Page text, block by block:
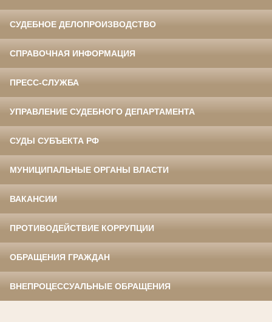
СУДЕБНОЕ ДЕЛОПРОИЗВОДСТВО
СПРАВОЧНАЯ ИНФОРМАЦИЯ
ПРЕСС-СЛУЖБА
УПРАВЛЕНИЕ СУДЕБНОГО ДЕПАРТАМЕНТА
СУДЫ СУБЪЕКТА РФ
МУНИЦИПАЛЬНЫЕ ОРГАНЫ ВЛАСТИ
ВАКАНСИИ
ПРОТИВОДЕЙСТВИЕ КОРРУПЦИИ
ОБРАЩЕНИЯ ГРАЖДАН
ВНЕПРОЦЕССУАЛЬНЫЕ ОБРАЩЕНИЯ